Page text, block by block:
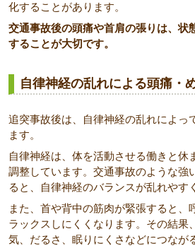
化することがあります。
交通事故後の頭痛や首肩の張りは、状
することが大切です。
自律神経の乱れによる頭痛・
追突事故後は、自律神経の乱れによっ
ます。
自律神経は、体を活動させる働きと休
調整しています。交通事故のような強
ると、自律神経のバランスが乱れやす
また、首や背中の筋肉が緊張すると、
ラックスしにくくなります。その結果
気、だるさ、眠りにくさなどにつなが